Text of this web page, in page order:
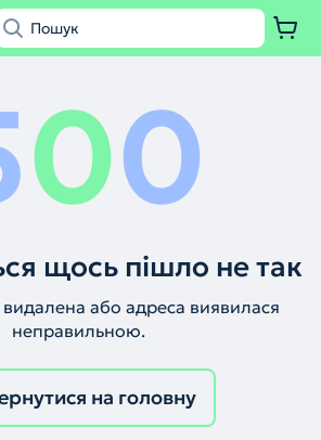
00
щось пішло не так
або адреса виявилася
неправильною.
на головну